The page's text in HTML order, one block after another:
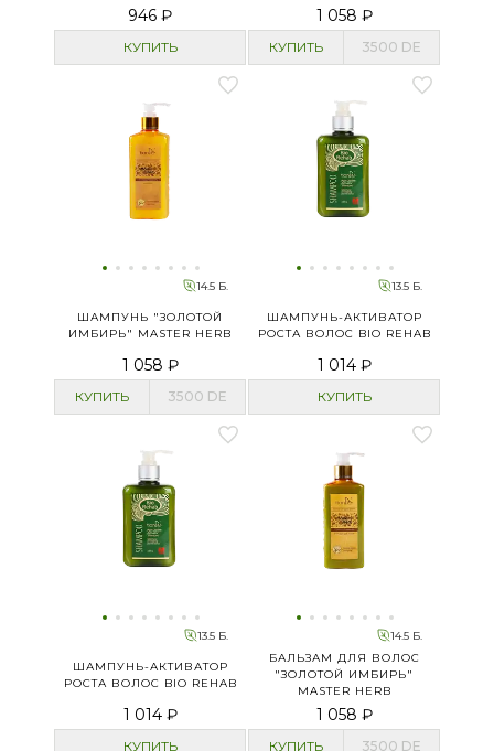
ЖЕНЬШЕНЯ
946 ₽
КУПИТЬ
1 058 ₽
КУПИТЬ 3500 DE
14.5 Б.
ШАМПУНЬ "ЗОЛОТОЙ
ИМБИРЬ" MASTER HERB
1 058 ₽
КУПИТЬ 3500 DE
13.5 Б.
ШАМПУНЬ-АКТИВАТОР
РОСТА ВОЛОС BIO REHAB
1 014 ₽
КУПИТЬ
13.5 Б.
ШАМПУНЬ-АКТИВАТОР
РОСТА ВОЛОС BIO REHAB
1 014 ₽
КУПИТЬ
14.5 Б.
БАЛЬЗАМ ДЛЯ ВОЛОС
"ЗОЛОТОЙ ИМБИРЬ"
MASTER HERB
1 058 ₽
КУПИТЬ 3500 DE